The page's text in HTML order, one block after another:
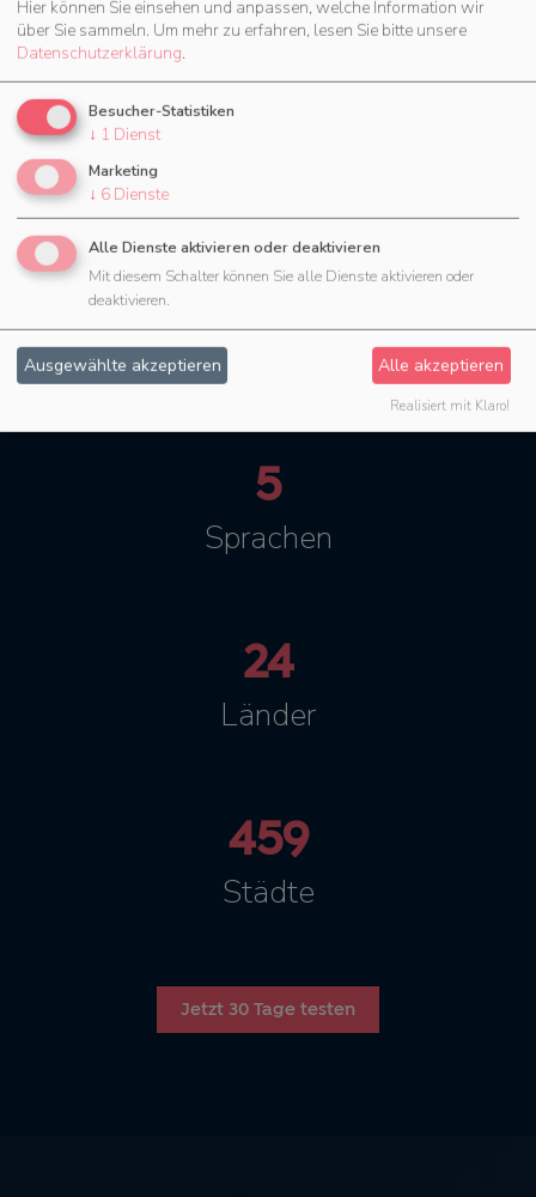
45.600+
aus 6 verschiedenen Branchen
8,51 Mio+
Statusnachrichten
im Jahr 2025
5
Sprachen
24
Länder
459
Städte
Jetzt 30 Tage testen
Hier können Sie einsehen und anpassen, welche Information wir
über Sie sammeln. Um mehr zu erfahren, lesen Sie bitte unsere
Datenschutzerklärung.
Besucher-Statistiken
↓ 1 Dienst
Marketing
↓ 6 Dienste
Alle Dienste aktivieren oder deaktivieren
Mit diesem Schalter können Sie alle Dienste aktivieren oder
deaktivieren.
Ausgewählte akzeptieren Alle akzeptieren
Realisiert mit Klaro!